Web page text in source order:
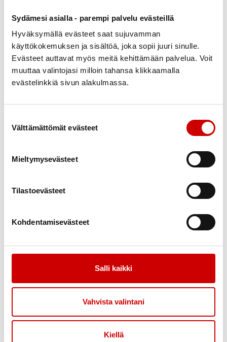
Sydämesi asialla - parempi palvelu evästeillä
Hyväksymällä evästeet saat sujuvamman
käyttökokemuksen ja sisältöä, joka sopii juuri sinulle.
Evästeet auttavat myös meitä kehittämään palvelua. Voit
muuttaa valintojasi milloin tahansa klikkaamalla
evästelinkkiä sivun alakulmassa.
Välttämättömät evästeet
Mieltymysevästeet
Tilastoevästeet
Kohdentamisevästeet
Salli kaikki
Vahvista valintani
Kiellä
0407782687
Eija Mastosaari
Varajäsen
0503646869
Pirjo Raasakka
pirjobm.raasakka@gmail.com
Inke Saviluoto
inke.saviluoto@gmail.com
Sinikka Soukka
Yhdistyksen puheenjohtaja
0445413156
Pekka Särkkä
Yhdistyksen hallitus